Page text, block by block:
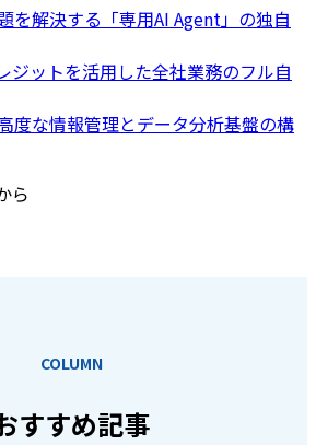
を解決する「専用AI Agent」の独自
ジットを活用した全社業務のフル自
度な情報管理とデータ分析基盤の構
ら
COLUMN
すすめ記事